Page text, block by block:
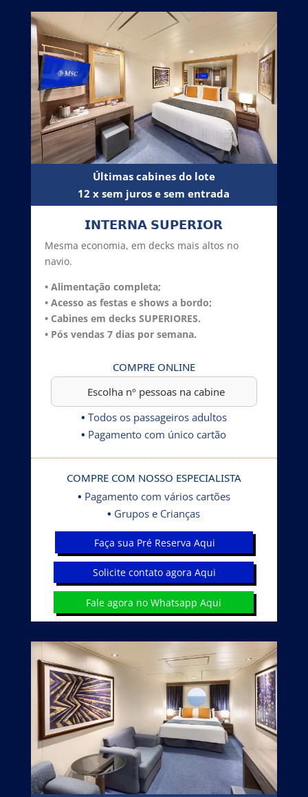
Últimas cabines do lote
12 x sem juros e sem entrada
𝗜𝗡𝗧𝗘𝗥𝗡𝗔 𝗦𝗨𝗣𝗘𝗥𝗜𝗢𝗥
Mesma economia, em decks mais altos no
navio.
• Alimentação completa;
• Acesso as festas e shows a bordo;
• Cabines em decks SUPERIORES.
• Pós vendas 7 dias por semana.
COMPRE ONLINE
• Todos os passageiros adultos
• Pagamento com único cartão
COMPRE COM NOSSO ESPECIALISTA
• Pagamento com vários cartões
• Grupos e Crianças
Faça sua Pré Reserva Aqui
Solicite contato agora Aqui
Fale agora no Whatsapp Aqui